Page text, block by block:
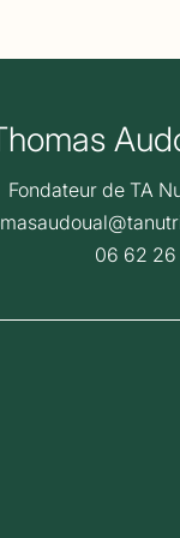
Fondateur de TA
06 62